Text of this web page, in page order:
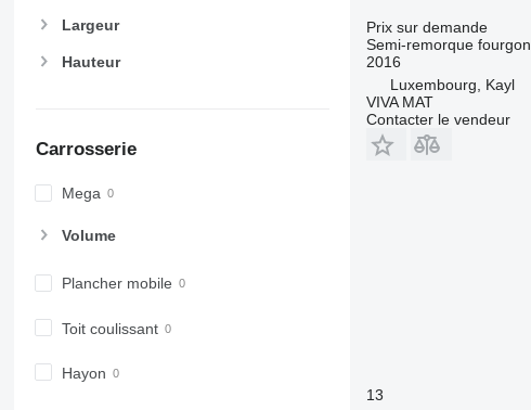
Largeur
Hauteur
Carrosserie
Mega
Volume
Plancher mobile
Toit coulissant
Hayon
Prix sur demande
Semi-remorque fourgon
2016
Luxembourg, Kayl
VIVA MAT
Contacter le vendeur
13